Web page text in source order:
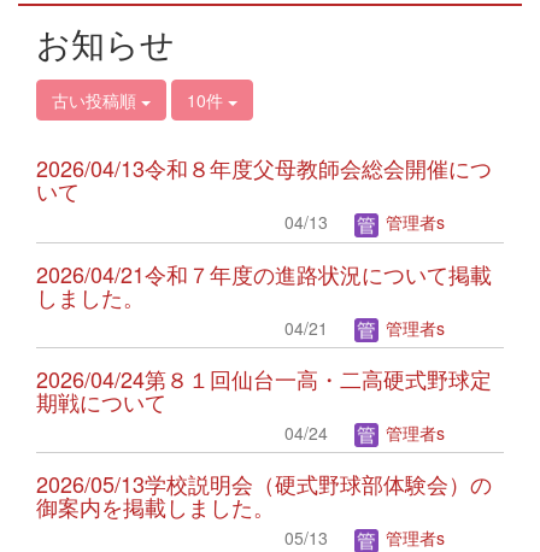
お知らせ
古い投稿順 10件
2026/04/13令和８年度父母教師会総会開催につ
いて
04/13 管理者s
2026/04/21令和７年度の進路状況について掲載
しました。
04/21 管理者s
2026/04/24第８１回仙台一高・二高硬式野球定
期戦について
04/24 管理者s
2026/05/13学校説明会（硬式野球部体験会）の
御案内を掲載しました。
05/13 管理者s